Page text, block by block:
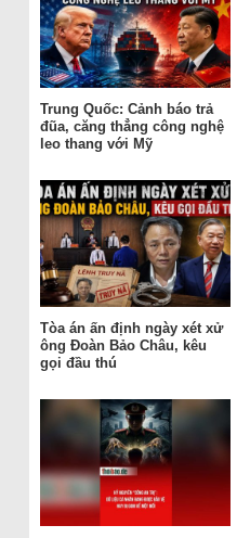
Trung Quốc: Cảnh báo trả
đũa, căng thẳng công nghệ
leo thang với Mỹ
Tòa án ấn định ngày xét xử
ông Đoàn Bảo Châu, kêu
gọi đầu thú